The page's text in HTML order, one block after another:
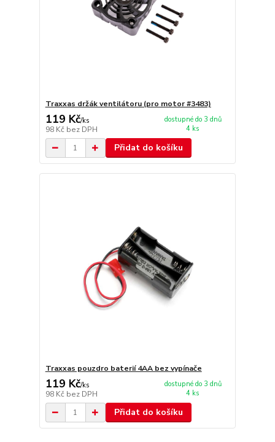
Traxxas držák ventilátoru (pro motor #3483)
119 Kč/ks
98 Kč bez DPH
dostupné do 3 dnů
4 ks
Přidat do košíku
Traxxas pouzdro baterií 4AA bez vypínače
119 Kč/ks
98 Kč bez DPH
dostupné do 3 dnů
4 ks
Přidat do košíku